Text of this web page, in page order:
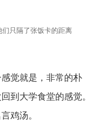
觉就是，非常的朴
到大学食堂的感觉。
鸡汤。